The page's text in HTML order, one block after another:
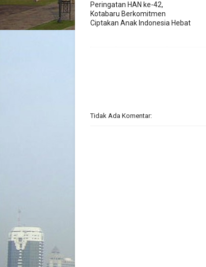
Peringatan HAN ke-42,
Kotabaru Berkomitmen
Ciptakan Anak Indonesia Hebat
Tidak Ada Komentar: